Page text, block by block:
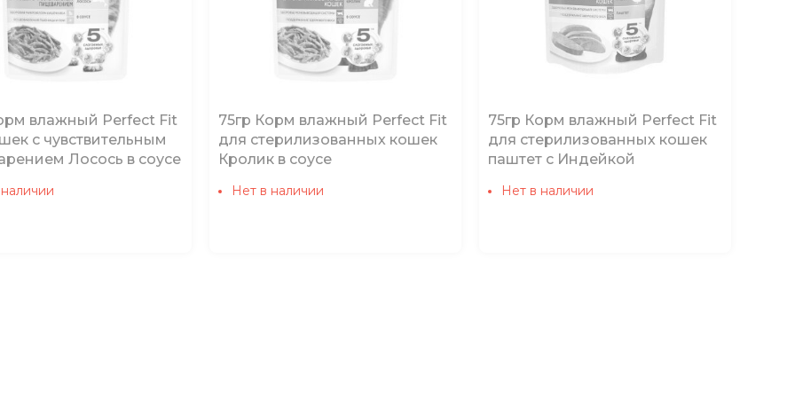
влажный Perfect Fit
с чувствительным
Лосось в соусе
75гр Корм влажный Perfect Fit
для стерилизованных кошек
Кролик в соусе
Нет в наличии
75гр Корм влажный Perfect Fit
для стерилизованных кошек
паштет с Индейкой
Нет в наличии